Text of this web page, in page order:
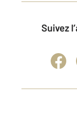
Suivez l’actualité immobilière et